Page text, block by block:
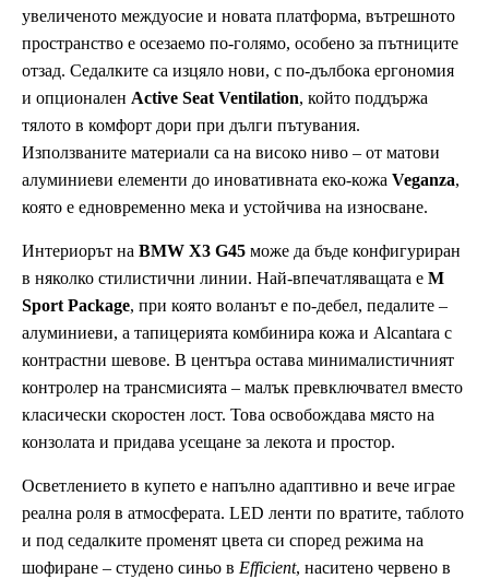
увеличеното междуосие и новата платформа, вътрешното
пространство е осезаемо по-голямо, особено за пътниците
отзад. Седалките са изцяло нови, с по-дълбока ергономия
и опционален Active Seat Ventilation, който поддържа
тялото в комфорт дори при дълги пътувания.
Използваните материали са на високо ниво – от матови
алуминиеви елементи до иновативната еко-кожа Veganza,
която е едновременно мека и устойчива на износване.
Интериорът на BMW X3 G45 може да бъде конфигуриран
в няколко стилистични линии. Най-впечатляващата е M
Sport Package, при която воланът е по-дебел, педалите –
алуминиеви, а тапицерията комбинира кожа и Alcantara с
контрастни шевове. В центъра остава минималистичният
контролер на трансмисията – малък превключвател вместо
класически скоростен лост. Това освобождава място на
конзолата и придава усещане за лекота и простор.
Осветлението в купето е напълно адаптивно и вече играе
реална роля в атмосферата. LED ленти по вратите, таблото
и под седалките променят цвета си според режима на
шофиране – студено синьо в Efficient, наситено червено в